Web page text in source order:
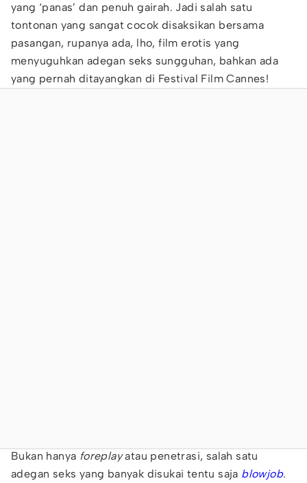
yang ‘panas’ dan penuh gairah. Jadi salah satu
tontonan yang sangat cocok disaksikan bersama
pasangan, rupanya ada, lho, film erotis yang
menyuguhkan adegan seks sungguhan, bahkan ada
yang pernah ditayangkan di Festival Film Cannes!
Bukan hanya foreplayatau penetrasi, salah satu
adegan seks yang banyak disukai tentu saja blowjob.